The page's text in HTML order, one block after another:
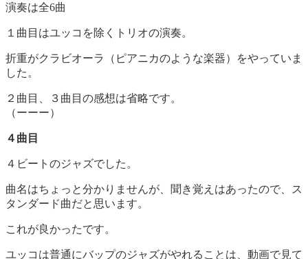
演奏は全6曲
１曲目はユッコを除くトリオの演奏。
折重がクラビオーラ（ピアニカのような楽器）をやっていま
した。
２曲目、３曲目の感想は省略です。
（ーーー）
４曲目
４ビートのジャズでした。
曲名はちょっと分かりませんが、聞き覚えはあったので、ス
タンダード曲だと思います。
これが良かったです。
ユッコは普通にバップのジャズがやれることは、動画で見て